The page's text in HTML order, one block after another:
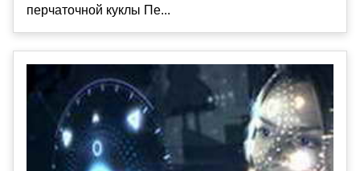
перчаточной куклы Пе...